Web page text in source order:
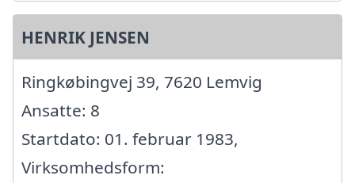
HENRIK JENSEN
Ringkøbingvej 39, 7620 Lemvig
Ansatte: 8
Startdato: 01. februar 1983,
Virksomhedsform: